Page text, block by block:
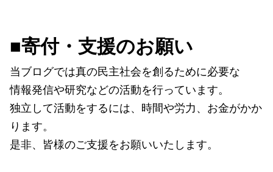
■寄付・支援のお願い
当ブログでは真の民主社会を創るために必要な
情報発信や研究などの活動を行っています。
独立して活動をするには、時間や労力、お金がかか
ります。
是非、皆様のご支援をお願いいたします。